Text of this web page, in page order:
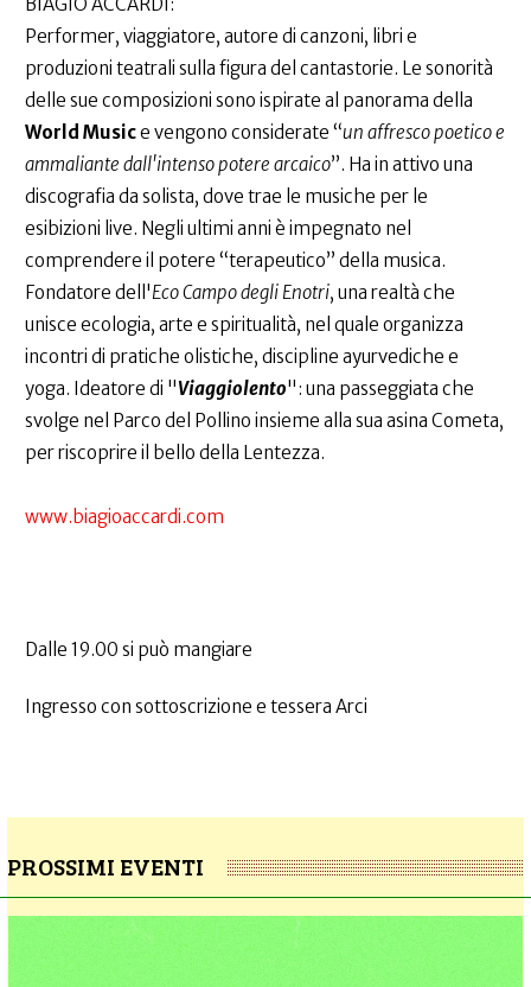
Performer, viaggiatore, autore di canzoni, libri e
produzioni teatrali sulla figura del cantastorie. Le sonorità
delle sue composizioni sono ispirate al panorama della
World Musice vengono considerate “un affresco poetico e
ammaliante dall'intenso potere arcaico”. Ha in attivo una
discografia da solista, dove trae le musiche per le
esibizioni live. Negli ultimi anni è impegnato nel
comprendere il potere “terapeutico” della musica.
Fondatore dell'Eco Campo degli Enotri, una realtà che
unisce ecologia, arte e spiritualità, nel quale organizza
incontri di pratiche olistiche, discipline ayurvediche e
yoga. Ideatore di "Viaggiolento": una passeggiata che
svolge nel Parco del Pollino insieme alla sua asina Cometa,
per riscoprire il bello della Lentezza.
www.biagioaccardi.com
Dalle 19.00 si può mangiare
Ingresso con sottoscrizione e tessera Arci
PROSSIMI EVENTI